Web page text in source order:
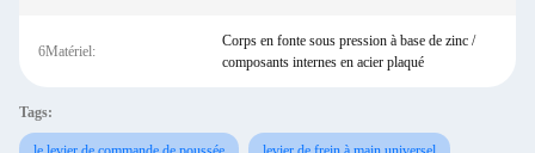
6Matériel:
Corps en fonte sous pression à base de zinc /
composants internes en acier plaqué
Tags: